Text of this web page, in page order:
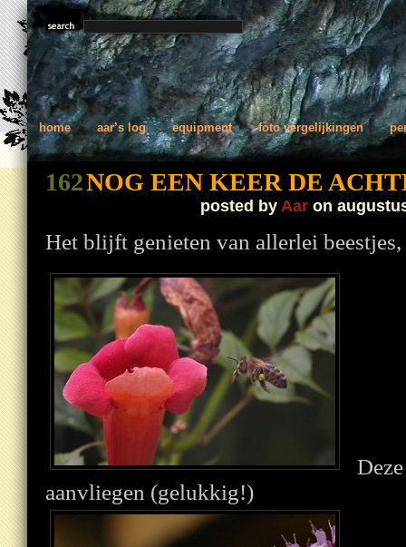
home aar’s log equipment foto vergelijkingen
162NOG EEN KEER DE
posted by Aar on
Het blijft genieten van allerlei
aanvliegen (gelukkig!)